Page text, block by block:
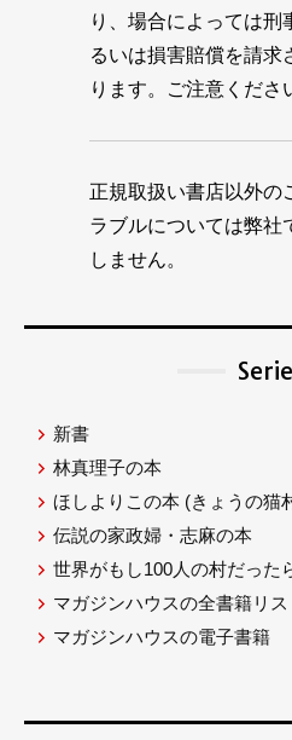
り、場合によっては刑
るいは損害賠償を請求
ります。ご注意くださ
正規取扱い書店以外の
ラブルについては弊社
しません。
新書
林真理子の本
ほしよりこの本 (きょうの猫
伝説の家政婦・志麻の本
世界がもし100人の村だった
マガジンハウスの全書籍リス
マガジンハウスの電子書籍